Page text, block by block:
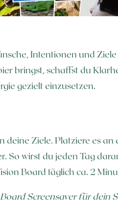
Intentionen und
bringst, schaffst du
gezielt einzusetzen.
deine Ziele. Platziere es
So wirst du jeden Tag
Board täglich ca. 2
Screensaver für dein